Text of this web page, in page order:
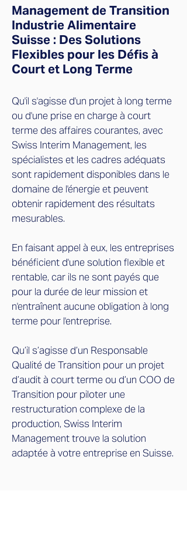
Management de Transition
Industrie Alimentaire
Suisse : Des Solutions
Flexibles pour les Défis à
Court et Long Terme
Qu'il s'agisse d'un projet à long terme
ou d'une prise en charge à court
terme des affaires courantes, avec
Swiss Interim Management, les
spécialistes et les cadres adéquats
sont rapidement disponibles dans le
domaine de l'énergie et peuvent
obtenir rapidement des résultats
mesurables.
En faisant appel à eux, les entreprises
bénéficient d'une solution flexible et
rentable, car ils ne sont payés que
pour la durée de leur mission et
n'entraînent aucune obligation à long
terme pour l'entreprise.
Qu’il s’agisse d’un Responsable
Qualité de Transition pour un projet
d’audit à court terme ou d’un COO de
Transition pour piloter une
restructuration complexe de la
production, Swiss Interim
Management trouve la solution
adaptée à votre entreprise en Suisse.